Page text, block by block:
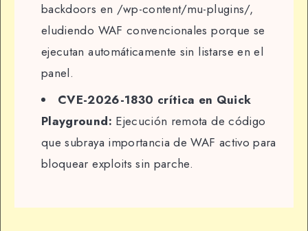
backdoors en /wp-content/mu-plugins/,
eludiendo WAF convencionales porque se
ejecutan automáticamente sin listarse en el
panel.
CVE-2026-1830 crítica en Quick
Playground: Ejecución remota de código
que subraya importancia de WAF activo para
bloquear exploits sin parche.